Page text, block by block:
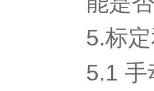
5.标
5.1 手